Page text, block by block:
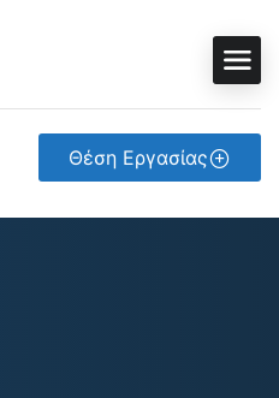
Θέση Εργασίας